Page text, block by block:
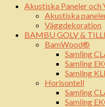
Akustiska Paneler
Akustiska
Väggdekoration
BAMBU GOLV &
BamWood®
Samling
Samling
Samling
Horisontell
Samling
Samling